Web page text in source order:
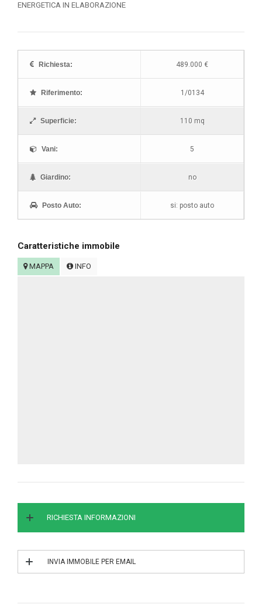
ENERGETICA IN ELABORAZIONE
Richiesta: 489.000 €
Riferimento: 1/0134
Superficie: 110 mq
Vani: 5
Giardino: no
Posto Auto: si: posto auto
Caratteristiche immobile
MAPPA INFO
RICHIESTA INFORMAZIONI
INVIA IMMOBILE PER EMAIL
INVIA IL RIF. 1/0134